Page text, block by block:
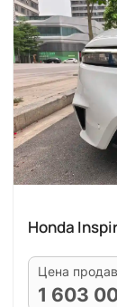
Honda
Цена
1 603